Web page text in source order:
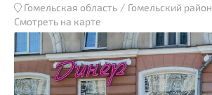
Гомельская область Гомельский район
Смотреть на карте